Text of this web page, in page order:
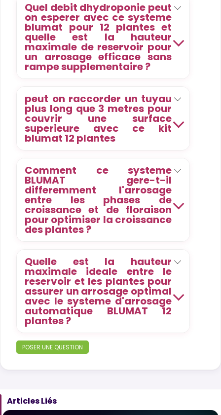
Quel debit dhydroponie peut
on esperer avec ce systeme
blumat pour 12 plantes et
quelle est la hauteur
maximale de reservoir pour
un arrosage efficace sans
rampe supplementaire ?
peut on raccorder un tuyau
plus long que 3 metres pour
couvrir une surface
superieure avec ce kit
blumat 12 plantes
Comment ce systeme
BLUMAT gere-t-il
differemment l'arrosage
entre les phases de
croissance et de floraison
pour optimiser la croissance
des plantes ?
Quelle est la hauteur
maximale ideale entre le
reservoir et les plantes pour
assurer un arrosage optimal
avec le systeme d'arrosage
automatique BLUMAT 12
plantes ?
POSER UNE QUESTION
Articles Liés